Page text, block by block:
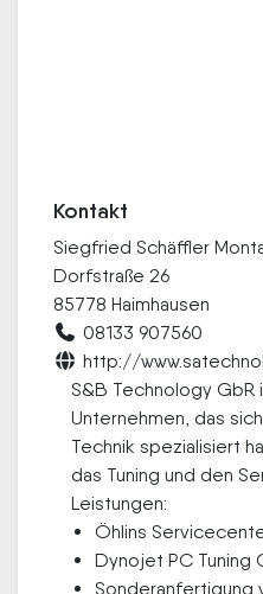
Kontakt
Siegfried Schäffler
Dorfstraße 26
85778 Haimhausen
08133 907560
http://
S&B Technology
Unternehmen, das
Technik spezialisiert
das Tuning und den
Leistungen:
Öhlins
Dynojet PC Tuning
Sonderanfertigung